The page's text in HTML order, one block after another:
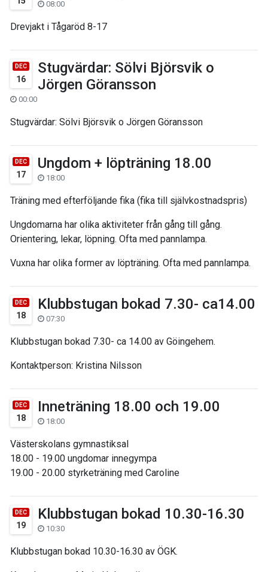
08:00
Drevjakt i Tågaröd 8-17
DEC
16
Stugvärdar: Sölvi Björsvik o
Jörgen Göransson
00:00
Stugvärdar: Sölvi Björsvik o Jörgen Göransson
DEC
17
Ungdom + löpträning 18.00
18:00
Träning med efterföljande fika (fika till självkostnadspris)
Ungdomarna har olika aktiviteter från gång till gång.
Orientering, lekar, löpning. Ofta med pannlampa.
Vuxna har olika former av löpträning. Ofta med pannlampa.
DEC
18
Klubbstugan bokad 7.30- ca14.00
07:30
Klubbstugan bokad 7.30- ca 14.00 av Göingehem.
Kontaktperson: Kristina Nilsson
DEC
18
Inneträning 18.00 och 19.00
18:00
Västerskolans gymnastiksal
18.00 - 19.00 ungdomar innegympa
19.00 - 20.00 styrketräning med Caroline
DEC
19
Klubbstugan bokad 10.30-16.30
10:30
Klubbstugan bokad 10.30-16.30 av ÖGK.